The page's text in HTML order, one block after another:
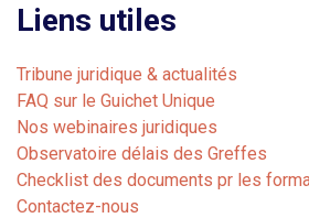
Liens utiles
Tribune juridique & actualités
FAQ sur le Guichet Unique
Nos webinaires juridiques
Observatoire délais des Greffes
Checklist des documents pr les
Contactez-nous